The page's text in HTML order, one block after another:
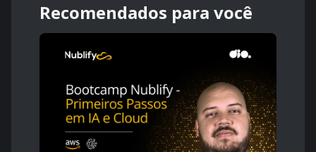
Recomendados para você